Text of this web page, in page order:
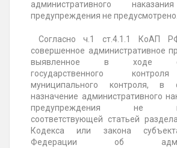
административного
предупреждения не предусмотрено.
Согласно ч.1 ст.4.1.1 КоАП
совершенное административное
выявленное в ходе
государственного
муниципального контроля, в
назначение административного
предупреждения не
соответствующей статьей
Кодекса или закона
Федерации об